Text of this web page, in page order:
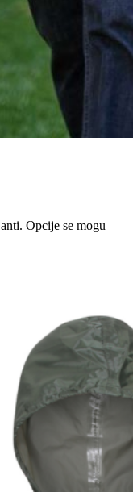
Opcije se mogu